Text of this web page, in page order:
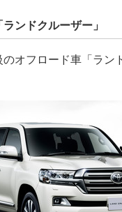
ンドクルーザー」
オフロード車「ラン